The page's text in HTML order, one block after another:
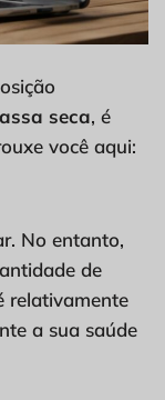
seca, é
você aqui:
No entanto,
de
relativamente
a sua saúde